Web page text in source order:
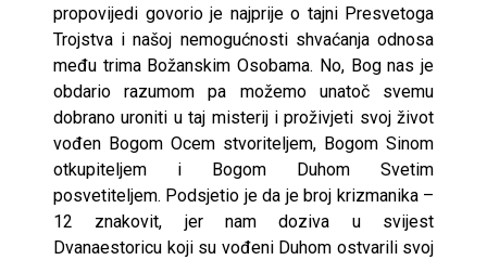
propovijedi govorio je najprije o tajni Presvetoga
Trojstva i našoj nemogućnosti shvaćanja odnosa
među trima Božanskim Osobama. No, Bog nas je
obdario razumom pa možemo unatoč svemu
dobrano uroniti u taj misterij i proživjeti svoj život
vođen Bogom Ocem stvoriteljem, Bogom Sinom
otkupiteljem i Bogom Duhom Svetim
posvetiteljem. Podsjetio je da je broj krizmanika –
12 znakovit, jer nam doziva u svijest
Dvanaestoricu koji su vođeni Duhom ostvarili svoj